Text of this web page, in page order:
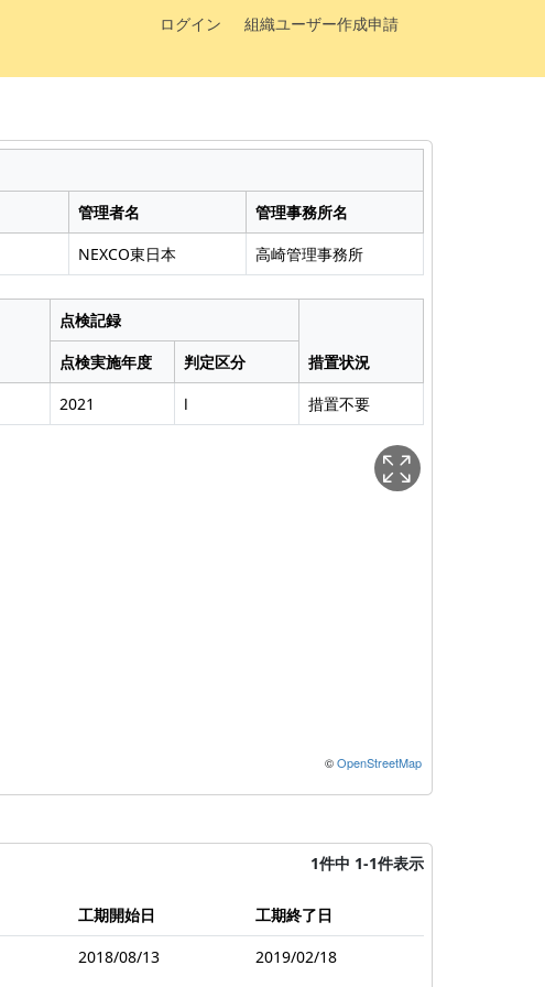
ログイン
組織ユーザー作成申請
管理者名
管理事務所名
NEXCO東日本 高崎管理事務所
点検記録
措置状況
点検実施年度
判定区分
2021 Ⅰ 措置不要
©OpenStreetMap
1件中 1-1件表示
工期開始日
工期終了日
2018/08/13 2019/02/18